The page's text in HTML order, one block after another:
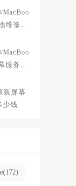
MacBoo
维修店
MacBoo
服务网
装屏幕
少钱
(172)